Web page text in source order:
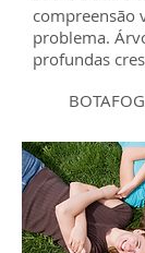
compreensão
problema.
profundas